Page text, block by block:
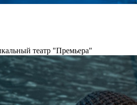
театр "Премьера"